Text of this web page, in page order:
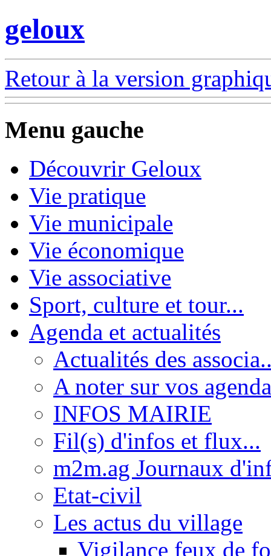
geloux
Retour à la version
Menu gauche
Découvrir Geloux
Vie pratique
Vie municipale
Vie économique
Vie associative
Sport, culture et tour...
Agenda et actualités
Actualités des
A noter sur vos
INFOS MAIRIE
Fil(s) d'infos et flux...
m2m.ag Journaux
Etat-civil
Les actus du village
Vigilance feux de